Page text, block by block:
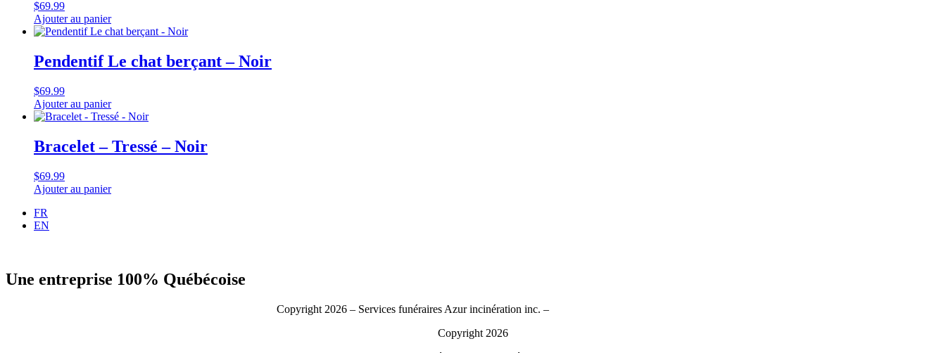
$69.99
Ajouter au panier
Pendentif Le chat berçant – Noir
$69.99
Ajouter au panier
Bracelet – Tressé – Noir
$69.99
Ajouter au panier
FR
EN
Une entreprise 100% Québécoise
Copyright 2026 – Services funéraires Azur incinération inc. –
Copyright 2026